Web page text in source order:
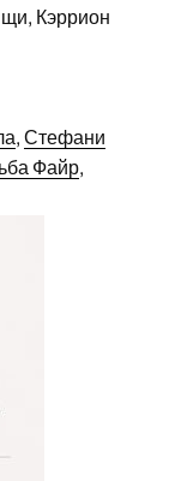
щи, Кэррион
,Стефани
Файр,